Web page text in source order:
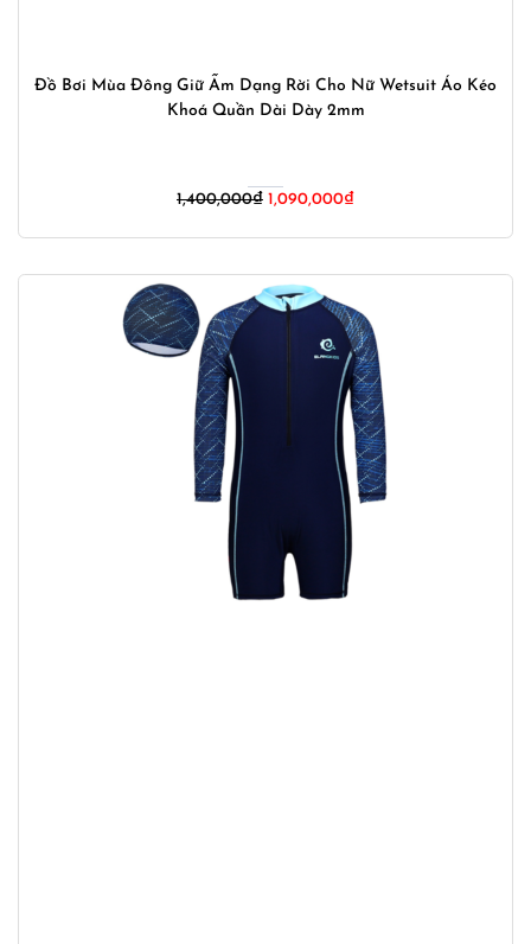
Đồ Bơi Mùa Đông Giữ Ấm Dạng Rời Cho Nữ Wetsuit Áo Kéo
Khoá Quần Dài Dày 2mm
1,400,000₫ Giá
1,400,000₫.
1,090,000₫Giá
là: